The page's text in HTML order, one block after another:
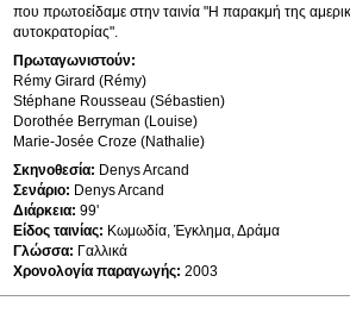
που πρωτοείδαμε στην ταινία "Η παρακμή της
αυτοκρατορίας".
Πρωταγωνιστούν:
Rémy Girard (Rémy)
Stéphane Rousseau (Sébastien)
Dorothée Berryman (Louise)
Marie-Josée Croze (Nathalie)
Σκηνοθεσία: Denys Arcand
Σενάριο: Denys Arcand
Διάρκεια: 99'
Είδος ταινίας: Κωμωδία, Έγκλημα, Δράμα
Γλώσσα: Γαλλικά
Χρονολογία παραγωγής: 2003